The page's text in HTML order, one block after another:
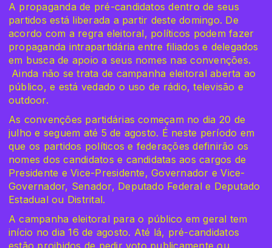
A propaganda de pré-candidatos dentro de seus
partidos está liberada a partir deste domingo. De
acordo com a regra eleitoral, políticos podem fazer
propaganda intrapartidária entre filiados e delegados
em busca de apoio a seus nomes nas convenções.
Ainda não se trata de campanha eleitoral aberta ao
público, e está vedado o uso de rádio, televisão e
outdoor.
As convenções partidárias começam no dia 20 de
julho e seguem até 5 de agosto. É neste período em
que os partidos políticos e federações definirão os
nomes dos candidatos e candidatas aos cargos de
Presidente e Vice-Presidente, Governador e Vice-
Governador, Senador, Deputado Federal e Deputado
Estadual ou Distrital.
A campanha eleitoral para o público em geral tem
início no dia 16 de agosto. Até lá, pré-candidatos